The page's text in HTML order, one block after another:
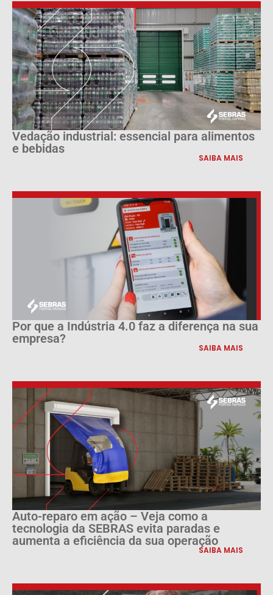
Vedação industrial: essencial para alimentos
e bebidas
SAIBA MAIS
Por que a Indústria 4.0 faz a diferença na sua
empresa?
SAIBA MAIS
Auto-reparo em ação – Veja como a
tecnologia da SEBRAS evita paradas e
aumenta a eficiência da sua operação
SAIBA MAIS